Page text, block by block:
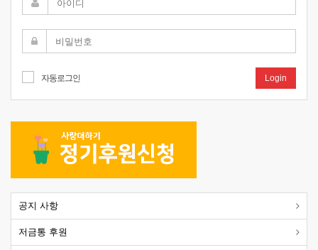
자동로그인 Login
공지 사항
저금통 후원